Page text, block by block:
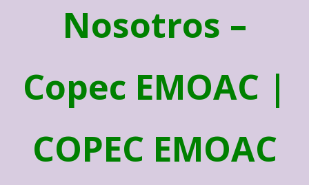
Nosotros –
Copec EMOAC |
COPEC EMOAC